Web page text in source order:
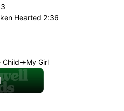
Hearted 2:36
Child→My Girl